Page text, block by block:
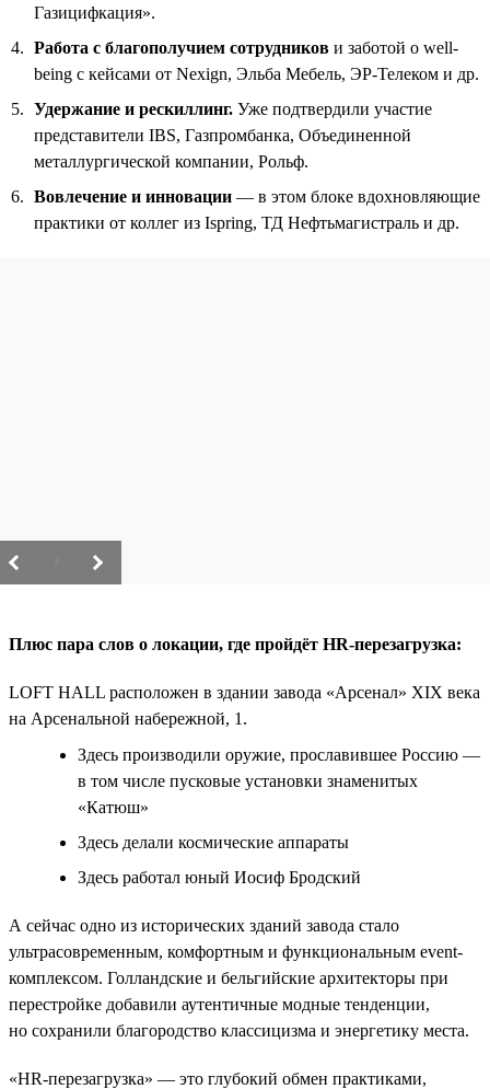
Газицифкация».
Работа с благополучием сотрудников и заботой о well-
being с кейсами от Nexign, Эльба Мебель, ЭР-Телеком и др.
Удержание и рескиллинг. Уже подтвердили участие
представители IBS, Газпромбанка, Объединенной
металлургической компании, Рольф.
Вовлечение и инновации — в этом блоке вдохновляющие
практики от коллег из Ispring, ТД Нефтьмагистраль и др.
Плюс пара слов о локации, где пройдёт HR-перезагрузка:
LOFT HALL расположен в здании завода «Арсенал» XIX века
на Арсенальной набережной, 1.
Здесь производили оружие, прославившее Россию —
в том числе пусковые установки знаменитых
«Катюш»
Здесь делали космические аппараты
Здесь работал юный Иосиф Бродский
А сейчас одно из исторических зданий завода стало
ультрасовременным, комфортным и функциональным event-
комплексом. Голландские и бельгийские архитекторы при
перестройке добавили аутентичные модные тенденции,
но сохранили благородство классицизма и энергетику места.
«HR-перезагрузка» — это глубокий обмен практиками,